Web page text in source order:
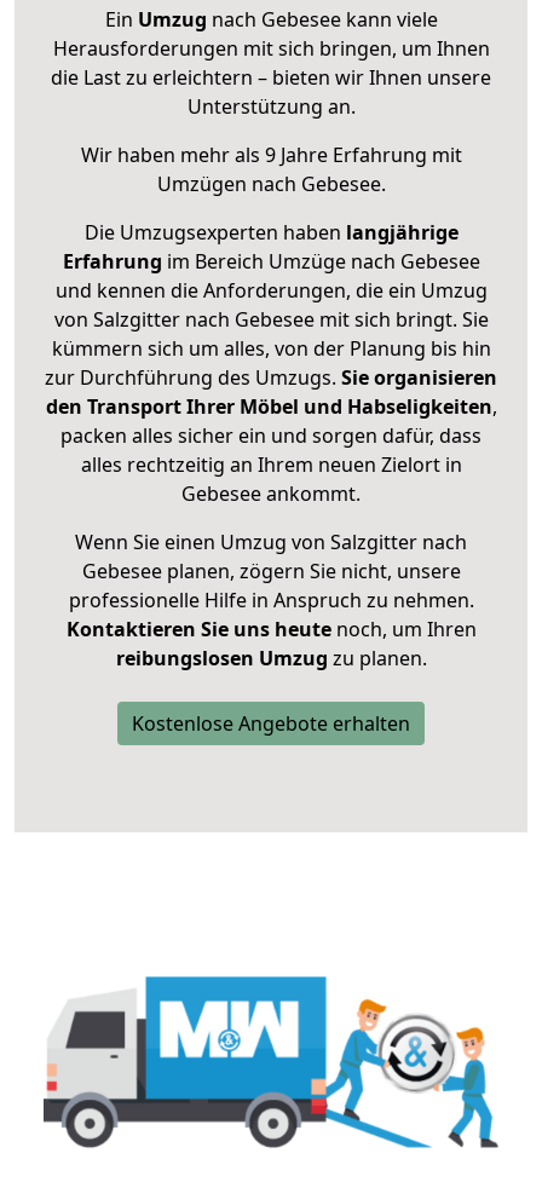
Ein Umzug nach Gebesee kann viele
Herausforderungen mit sich bringen, um Ihnen
die Last zu erleichtern – bieten wir Ihnen unsere
Unterstützung an.
Wir haben mehr als 9 Jahre Erfahrung mit
Umzügen nach Gebesee.
Die Umzugsexperten haben langjährige
Erfahrung im Bereich Umzüge nach Gebesee
und kennen die Anforderungen, die ein Umzug
von Salzgitter nach Gebesee mit sich bringt. Sie
kümmern sich um alles, von der Planung bis hin
zur Durchführung des Umzugs. Sie organisieren
den Transport Ihrer Möbel und Habseligkeiten,
packen alles sicher ein und sorgen dafür, dass
alles rechtzeitig an Ihrem neuen Zielort in
Gebesee ankommt.
Wenn Sie einen Umzug von Salzgitter nach
Gebesee planen, zögern Sie nicht, unsere
professionelle Hilfe in Anspruch zu nehmen.
Kontaktieren Sie uns heutenoch, um Ihren
reibungslosen Umzug zu planen.
Kostenlose Angebote erhalten